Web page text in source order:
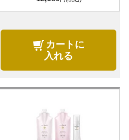
カートに
入れる